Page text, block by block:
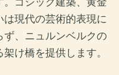
現代の芸術的表現に
、ニュルンベルクの
け橋を提供します。